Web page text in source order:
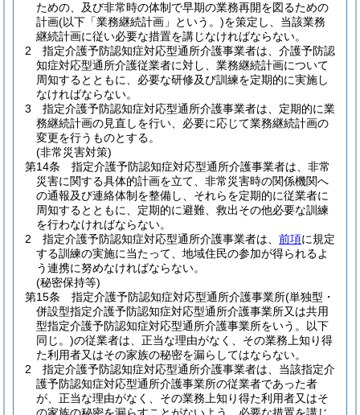
ための、及び非常時の体制で早期の業務再開を図るための
計画(以下「業務継続計画」という。)を策定し、当該業務
継続計画に従い必要な措置を講じなければならない。
2
指定介護予防認知症対応型通所介護事業者は、介護予防認
知症対応型通所介護従業者に対し、業務継続計画について
周知するとともに、必要な研修及び訓練を定期的に実施し
なければならない。
3
指定介護予防認知症対応型通所介護事業者は、定期的に業
務継続計画の見直しを行い、必要に応じて業務継続計画の
変更を行うものとする。
(非常災害対策)
第14条
指定介護予防認知症対応型通所介護事業者は、非常
災害に関する具体的計画を立て、非常災害時の関係機関へ
の通報及び連絡体制を整備し、それらを定期的に従業者に
周知するとともに、定期的に避難、救出その他必要な訓練
を行わなければならない。
2
指定介護予防認知症対応型通所介護事業者は、 前項に規定
する訓練の実施に当たって、地域住民の参加が得られるよ
う連携に努めなければならない。
(秘密保持等)
第15条
指定介護予防認知症対応型通所介護事業所(単独型・
併設型指定介護予防認知症対応型通所介護事業所又は共用
型指定介護予防認知症対応型通所介護事業所をいう。以下
同じ。)の従業者は、正当な理由がなく、その業務上知り得
た利用者又はその家族の秘密を漏らしてはならない。
2
指定介護予防認知症対応型通所介護事業者は、当該指定介
護予防認知症対応型通所介護事業所の従業者であった者
が、正当な理由がなく、その業務上知り得た利用者又はそ